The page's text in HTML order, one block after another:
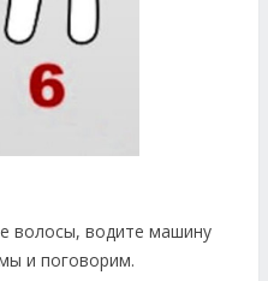
волосы, водите машину
и поговорим.